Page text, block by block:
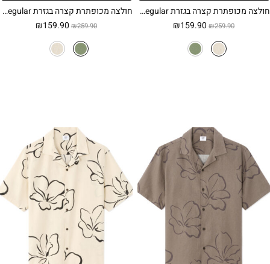
חולצה מכופתרת קצרה בגזרת Regular עם פסים וטקסטורה – בז'
₪259.90
המחיר
היה:
₪159.90 המחיר
חולצה מכופתרת קצרה בגזרת Regular עם פסים וטקסטורה – ירוק חאקי
₪259.90
המחיר
היה:
₪159.90